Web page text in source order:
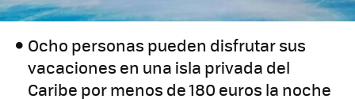
Ocho personas pueden disfrutar sus
vacaciones en una isla privada del
Caribe por menos de 180 euros la noche